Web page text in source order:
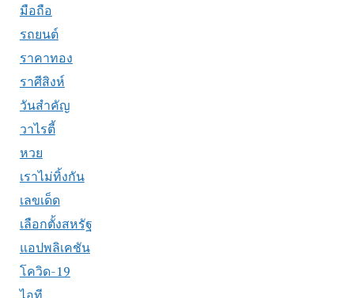
มือถือ
รถยนต์
ราคาทอง
ราศีสิงห์
วันสำคัญ
วาไรตี้
หวย
เราไม่ทิ้งกัน
เลขเด็ด
เลือกตั้งสหรัฐ
แอปพลิเคชัน
โควิด-19
ไอที